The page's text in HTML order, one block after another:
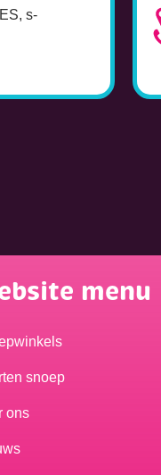
s-
menu
snoep
ons